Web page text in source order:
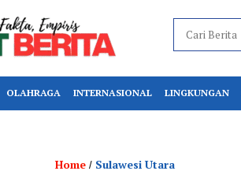
OLAHRAGA INTERNASIONAL LINGKUNGAN
Home/ Sulawesi Utara